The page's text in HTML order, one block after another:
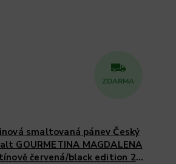
ZDARMA
smaltovaná pánev Český
GOURMETINA MAGDALENA
červená/black edition 28